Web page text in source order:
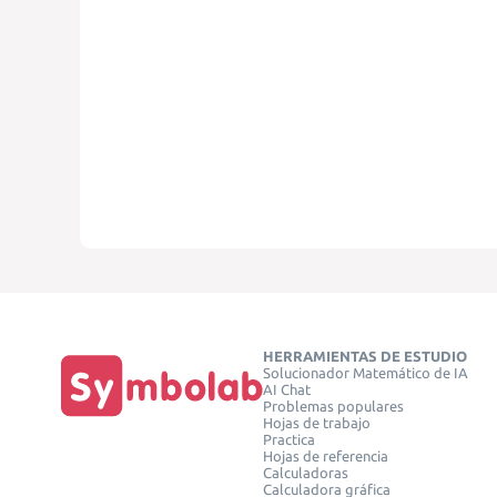
HERRAMIENTAS DE ESTUDIO
Solucionador Matemático de IA
AI Chat
Problemas populares
Hojas de trabajo
Practica
Hojas de referencia
Calculadoras
Calculadora gráfica